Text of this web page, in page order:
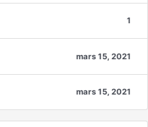
1
mars 15, 2021
mars 15, 2021